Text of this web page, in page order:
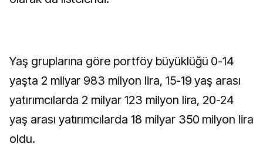
Yaş gruplarına göre portföy büyüklüğü 0-14
yaşta 2 milyar 983 milyon lira, 15-19 yaş arası
yatırımcılarda 2 milyar 123 milyon lira, 20-24
yaş arası yatırımcılarda 18 milyar 350 milyon lira
oldu.